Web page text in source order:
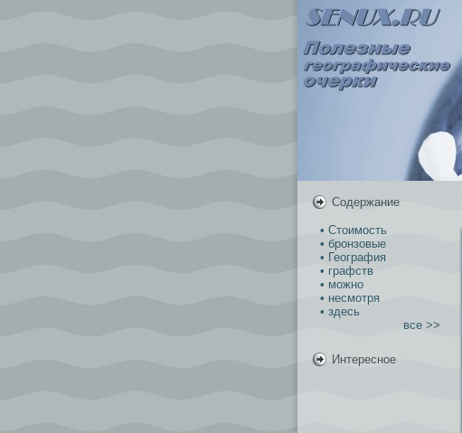
Содержание
• Стоимость
• бронзовые
• География
• графств
• можно
• несмотря
• здесь
все >>
Интересное